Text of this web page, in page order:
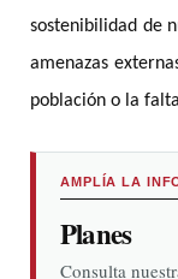
sostenibilidad de
amenazas
población o la
AMPLÍA LA
Planes
Consulta